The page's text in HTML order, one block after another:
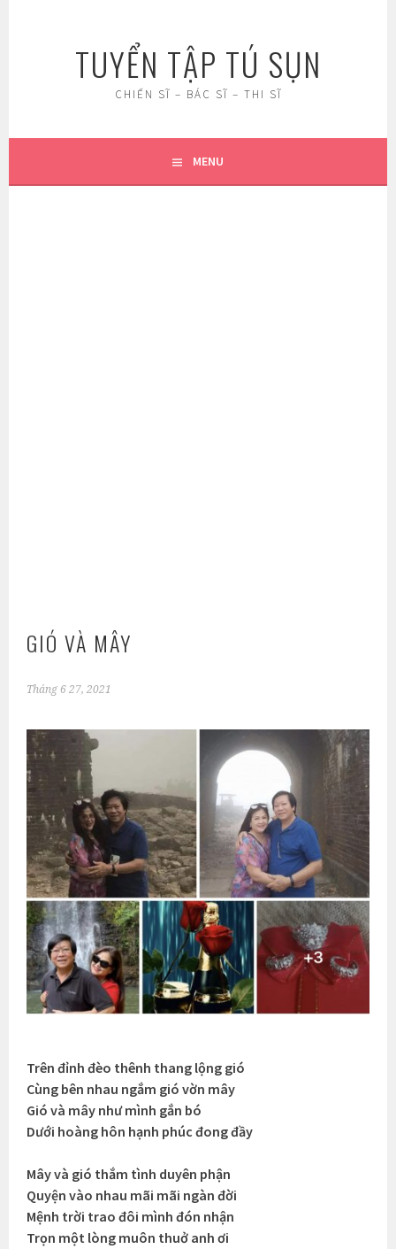
TUYỂN TẬP TÚ SỤN
CHIẾN SĨ – BÁC SĨ – THI SĨ
MENU
GIÓ VÀ MÂY
Tháng 6 27, 2021
Trên đỉnh đèo thênh thang lộng gió
Cùng bên nhau ngắm gió vờn mây
Gió và mây như mình gắn bó
Dưới hoàng hôn hạnh phúc đong đầy
Mây và gió thắm tình duyên phận
Quyện vào nhau mãi mãi ngàn đời
Mệnh trời trao đôi mình đón nhận
Trọn một lòng muôn thuở anh ơi